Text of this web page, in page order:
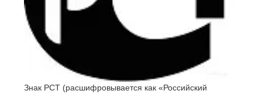
Знак РСТ (расшифровывается как «Российский